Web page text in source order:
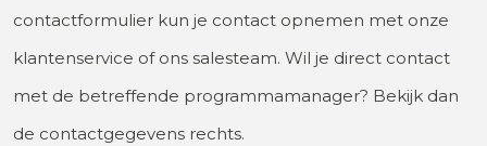
contactformulier kun je contact opnemen met onze
klantenservice of ons salesteam. Wil je direct contact
met de betreffende programmamanager? Bekijk dan
de contactgegevens rechts.